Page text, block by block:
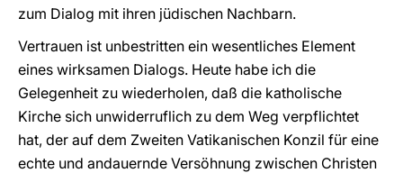
zum Dialog mit ihren jüdischen Nachbarn.
Vertrauen ist unbestritten ein wesentliches Element
eines wirksamen Dialogs. Heute habe ich die
Gelegenheit zu wiederholen, daß die katholische
Kirche sich unwiderruflich zu dem Weg verpflichtet
hat, der auf dem Zweiten Vatikanischen Konzil für eine
echte und andauernde Versöhnung zwischen Christen